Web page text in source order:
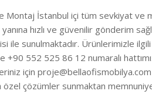
Montaj İstanbul içi tüm sevkiyat ve
hızlı ve güvenilir gönderim
ile sunulmaktadır. Ürünlerimizle
552 525 86 12 numaralı
için proje@bellaofismobilya.com
özel çözümler sunmaktan